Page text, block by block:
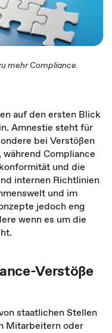
mehr Compliance.
auf den ersten Blick
Amnestie steht für
bei Verstößen
Compliance
und die
internen Richtlinien
und im
jedoch eng
wenn es um die
Verstöße
staatlichen Stellen
Mitarbeitern oder